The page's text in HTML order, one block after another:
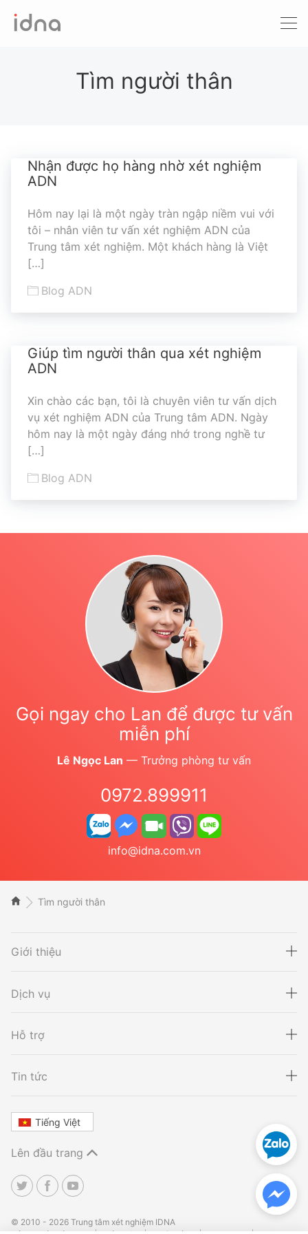
Đà Nẵng
Xét nghiệm khai sinh
Thalassemia
Đà Nẵng
Xét nghiệm ADN
Bệnh tan máu Thalassemia
Xét nghiệm động vật
Tìm người thân
Nhận được họ hàng nhờ xét nghiệm
ADN
Hôm nay lại là một ngày tràn ngập niềm vui với
tôi – nhân viên tư vấn xét nghiệm ADN của
Trung tâm xét nghiệm. Một khách hàng là Việt
[…]
Blog ADN
Giúp tìm người thân qua xét nghiệm
ADN
Xin chào các bạn, tôi là chuyên viên tư vấn dịch
vụ xét nghiệm ADN của Trung tâm ADN. Ngày
hôm nay là một ngày đáng nhớ trong nghề tư
[…]
Blog ADN
Gọi ngay cho Lan để được tư vấn
miễn phí
Lê Ngọc Lan — Trưởng phòng tư vấn
0972.899911
info@idna.com.vn
Tìm người thân
Giới thiệu
Dịch vụ
Hỗ trợ
Tin tức
Tiếng Việt
Lên đầu trang
© 2010 - 2026 Trung tâm xét nghiệm IDNA